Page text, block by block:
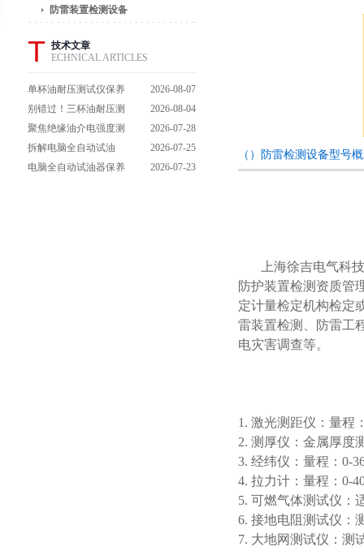
防雷装置检测设备
T 技术文章
ECHNICAL ARTICLES
单杯油耐压测试仪保养
避坑指南：细节做到
位，设备不闹脾气
2026-08-07
别错过！三杯油耐压测
试仪操作流程全解析，
一步到位不踩坑
2026-08-04
聚焦绝缘油介电强度测
试仪：那些决定检测效
能的关键特点
2026-07-28
拆解电脑全自动试油
器：核心组成部件，藏
2026-07-25
电脑全自动试油器保养
2026-07-23
（）防雷检测设备型号
上海徐吉电气科技
防护装置检测资质管
定计量检定机构检定
雷装置检测、防雷工
电灾害调查等。
1. 激光测距仪：量程
2. 测厚仪：金属厚度
3. 经纬仪：量程：0-
4. 拉力计：量程：0-
5. 可燃气体测试仪：
6. 接地电阻测试仪：
7. 大地网测试仪：测